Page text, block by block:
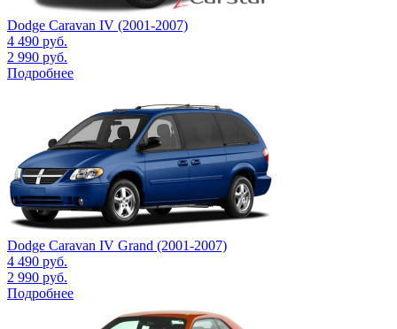
Dodge Caravan IV (2001-2007)
4 490 руб.
2 990 руб.
Подробнее
Dodge Caravan IV Grand (2001-2007)
4 490 руб.
2 990 руб.
Подробнее